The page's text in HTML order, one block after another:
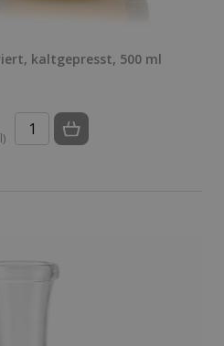
kaltgepresst, 500 ml